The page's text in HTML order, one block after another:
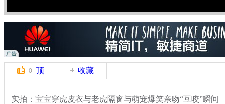
0 顶 收藏
实拍：宝宝穿虎皮衣与老虎隔窗与萌宠爆笑亲吻“互咬”瞬间